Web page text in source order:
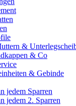
&
& Co
& Gebinde
jedem Sparren
jedem 2. Sparren